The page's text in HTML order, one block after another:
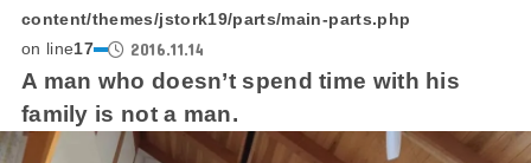
content/themes/jstork19/parts/main-parts.php
on line17 2016.11.14
A man who doesn’t spend time with his
family is not a man.